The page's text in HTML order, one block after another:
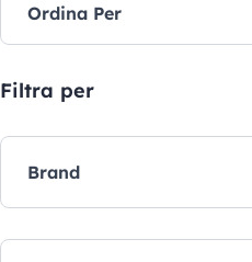
Ordina Per
Filtra per
Brand